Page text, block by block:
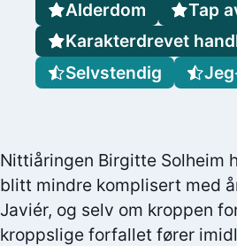
Nittiåringen Birgitte Solheim
blitt mindre komplisert med
Javiér, og selv om kroppen
kroppslige forfallet fører
Alderdom
Tap
Karakterdrevet
Selvstendig